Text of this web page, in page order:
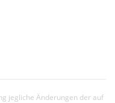
jegliche Änderungen der auf